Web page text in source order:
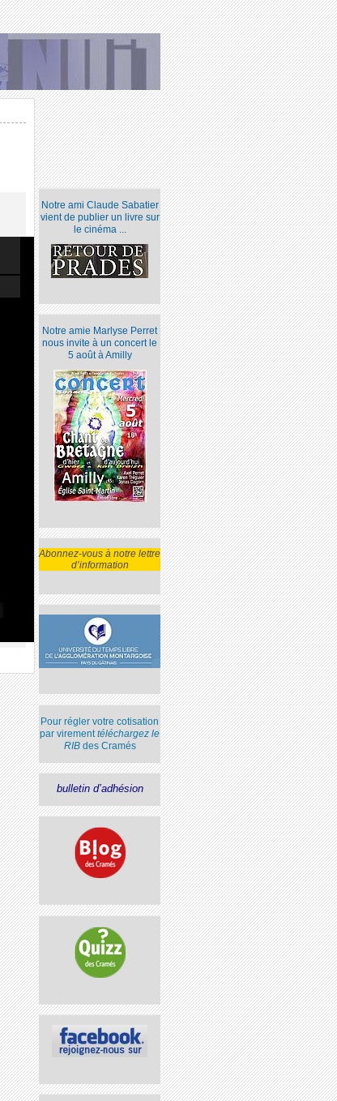
Notre ami Claude Sabatier
vient de publier un livre sur
le cinéma ...
Notre amie Marlyse Perret
nous invite à un concert le
5 août à Amilly
Abonnez-vous à notre lettre
d’information
Pour régler votre cotisation
par virementtéléchargez le
RIBdes Cramés
bulletin d’adhésion